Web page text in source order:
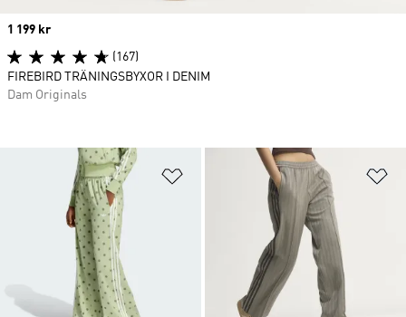
Lägg till på önskelistan
Price
1 199 kr
(167)
FIREBIRD TRÄNINGSBYXOR I DENIM
Dam Originals